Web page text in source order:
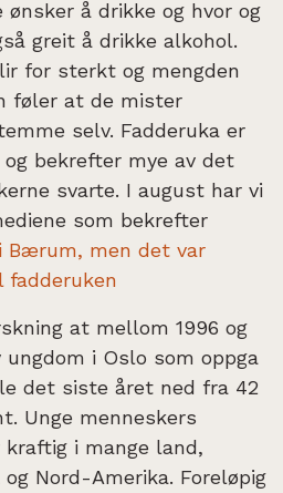
å drikke og hvor og
greit å drikke alkohol.
for sterkt og mengden
føler at de mister
selv. Fadderuka er
bekrefter mye av det
svarte. I august har vi
som bekrefter
Bærum, men det var
fadderuken
at mellom 1996 og
ungdom i Oslo som oppga
det siste året ned fra 42
Unge menneskers
i mange land,
Nord-Amerika. Foreløpig